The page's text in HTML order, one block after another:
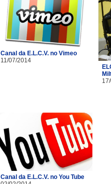
Canal da E.L.C.V. no Vimeo
11/07/2014
Canal da E.L.C.V. no You Tube